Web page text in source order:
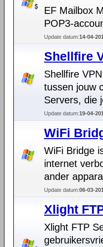
EF Mailbox
POP3-
Update datum:14-04-
Shellfire
Shellfire
tussen jouw
Servers, die
Update datum:19-04-
WiFi
WiFi Bridge
internet
ander
Update datum:06-03-
Xlight
Xlight FTP